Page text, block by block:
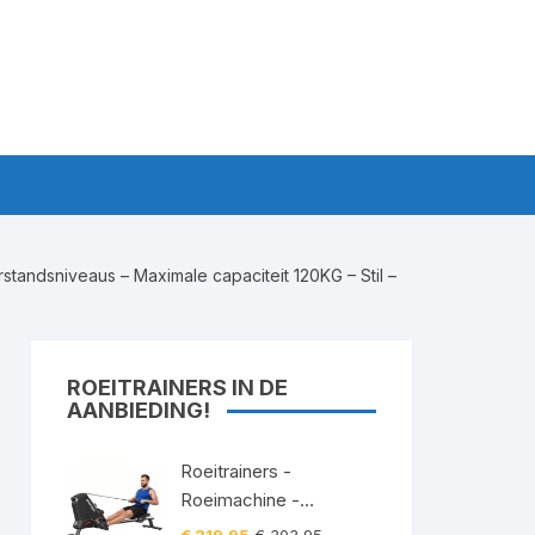
– Maximale capaciteit 120KG – Stil –
ROEITRAINERS IN DE
AANBIEDING!
Roeitrainers -
Roeimachine -
Roeiapparaat -